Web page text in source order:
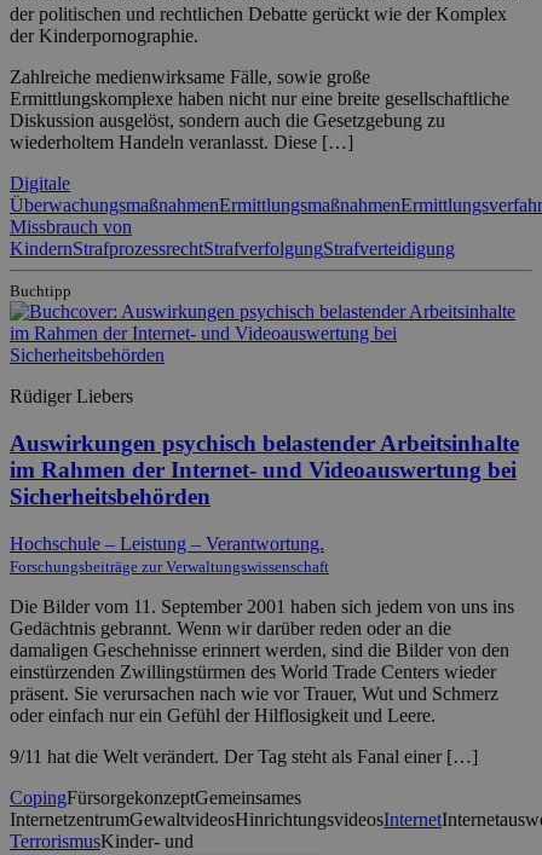
der politischen und rechtlichen Debatte gerückt wie der Komplex
der Kinderpornographie.
Zahlreiche medienwirksame Fälle, sowie große
Ermittlungskomplexe haben nicht nur eine breite gesellschaftliche
Diskussion ausgelöst, sondern auch die Gesetzgebung zu
wiederholtem Handeln veranlasst. Diese […]
Digitale
ÜberwachungsmaßnahmenErmittlungsmaßnahmen
Missbrauch von
KindernStrafprozessrechtStrafverfolgungStrafverteidigung
Buchtipp
Rüdiger Liebers
Auswirkungen psychisch belastender Arbeitsinhalte
im Rahmen der Internet- und Videoauswertung bei
Sicherheitsbehörden
Hochschule – Leistung – Verantwortung.
Forschungsbeiträge zur Verwaltungswissenschaft
Die Bilder vom 11. September 2001 haben sich jedem von uns ins
Gedächtnis gebrannt. Wenn wir darüber reden oder an die
damaligen Geschehnisse erinnert werden, sind die Bilder von den
einstürzenden Zwillingstürmen des World Trade Centers wieder
präsent. Sie verursachen nach wie vor Trauer, Wut und Schmerz
oder einfach nur ein Gefühl der Hilflosigkeit und Leere.
9/11 hat die Welt verändert. Der Tag steht als Fanal einer […]
CopingFürsorgekonzeptGemeinsames
InternetzentrumGewaltvideosHinrichtungsvideosInternet
TerrorismusKinder- und